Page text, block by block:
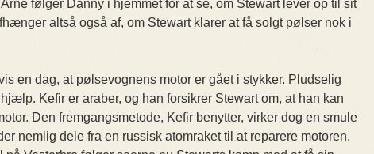
følger Danny i hjemmet for at se, om Stewart lever op til sit
altså også af, om Stewart klarer at få solgt pølser nok i
en dag, at pølsevognens motor er gået i stykker. Pludselig
Kefir er araber, og han forsikrer Stewart om, at han kan
Den fremgangsmetode, Kefir benytter, virker dog en smule
nemlig dele fra en russisk atomraket til at reparere motoren.